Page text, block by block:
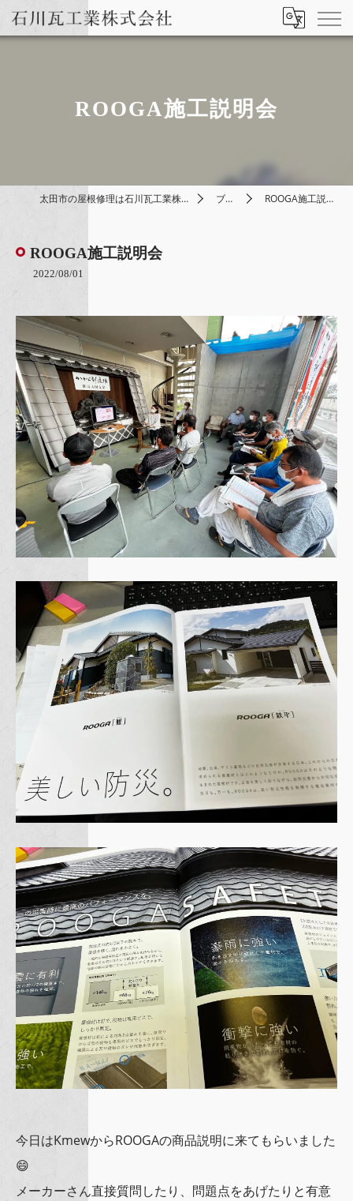
ROOGA施工説明会
太田市の屋根修理は石川瓦工業株式会社 ブログ ROOGA施工説明会
ROOGA施工説明会
2022/08/01
今日はKmewからROOGAの商品説明に来てもらいました
😄
メーカーさん直接質問したり、問題点をあげたりと有意